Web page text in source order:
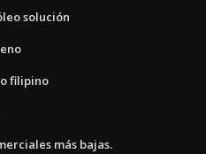
solución
filipino
más bajas.